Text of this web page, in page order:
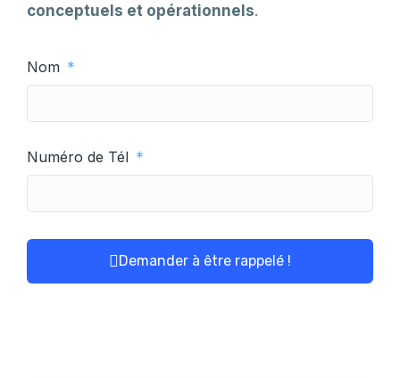
conceptuels et opérationnels.
Nom
Numéro de Tél
Demander à être rappelé !